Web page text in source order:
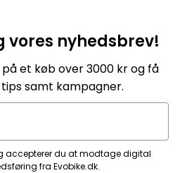
vores nyhedsbrev!
et køb over 3000 kr og få
samt kampagner.
accepterer du at modtage digital
fra Evobike.dk.